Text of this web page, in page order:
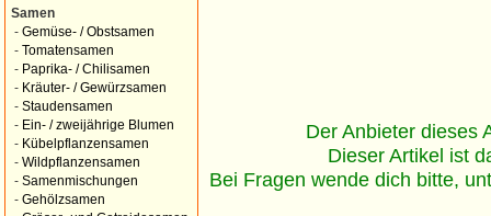
Samen
- Gemüse- / Obstsamen
- Tomatensamen
- Paprika- / Chilisamen
- Kräuter- / Gewürzsamen
- Staudensamen
- Ein- / zweijährige Blumen
- Kübelpflanzensamen
- Wildpflanzensamen
- Samenmischungen
- Gehölzsamen
Der Anbieter dieses
Dieser Artikel ist
Bei Fragen wende dich bitte,